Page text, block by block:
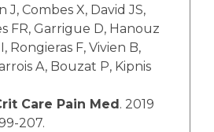
Combes X, David JS,
FR, Garrigue D, Hanouz
Rongieras F, Vivien B,
A, Bouzat P, Kipnis
Care Pain Med . 2019
207.